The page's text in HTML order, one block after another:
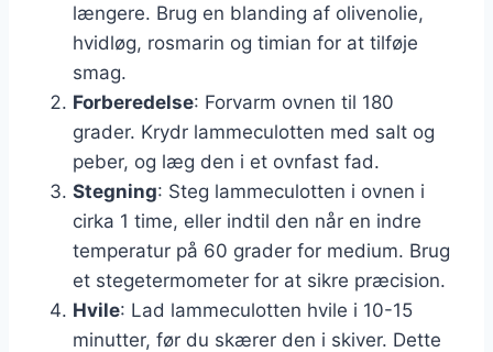
længere. Brug en blanding af olivenolie,
hvidløg, rosmarin og timian for at tilføje
smag.
Forberedelse: Forvarm ovnen til 180
grader. Krydr lammeculotten med salt og
peber, og læg den i et ovnfast fad.
Stegning: Steg lammeculotten i ovnen i
cirka 1 time, eller indtil den når en indre
temperatur på 60 grader for medium. Brug
et stegetermometer for at sikre præcision.
Hvile: Lad lammeculotten hvile i 10-15
minutter, før du skærer den i skiver. Dette